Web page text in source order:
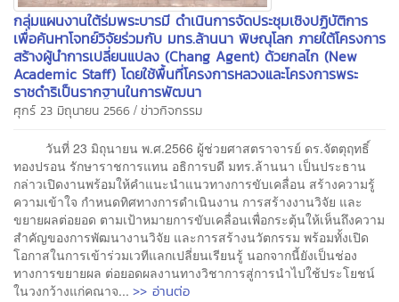
กลุ่มแผนงานใต้ร่มพระบารมี ดำเนินการจัดประชุมเชิงปฏิบัติการ
เพื่อค้นหาโจทย์วิจัยร่วมกับ มทร.ล้านนา พิษณุโลก ภายใต้โครงการ
สร้างผู้นำการเปลี่ยนแปลง (Chang Agent) ด้วยกลไก (New
Academic Staff) โดยใช้พื้นที่โครงการหลวงและโครงการพระ
ราชดำริเป็นรากฐานในการพัฒนา
ศุกร์ 23 มิถุนายน 2566 / ข่าวกิจกรรม
วันที่ 23 มิถุนายน พ.ศ.2566 ผู้ช่วยศาสตราจารย์ ดร.จัตตุฤทธิ์
ทองปรอน รักษาราชการแทน อธิการบดี มทร.ล้านนา เป็นประธาน
กล่าวเปิดงานพร้อมให้คำแนะนำแนวทางการขับเคลื่อน สร้างความรู้
ความเข้าใจ กำหนดทิศทางการดำเนินงาน การสร้างงานวิจัย และ
ขยายผลต่อยอด ตามเป้าหมายการขับเคลื่อนเพื่อกระตุ้นให้เห็นถึงความ
สำคัญของการพัฒนางานวิจัย และการสร้างนวัตกรรม พร้อมทั้งเปิด
โอกาสในการเข้าร่วมเวทีแลกเปลี่ยนเรียนรู้ นอกจากนี้ยังเป็นช่อง
ทางการขยายผล ต่อยอดผลงานทางวิชาการสู่การนำไปใช้ประโยชน์
ในวงกว้างแก่คณาจ... >> อ่านต่อ